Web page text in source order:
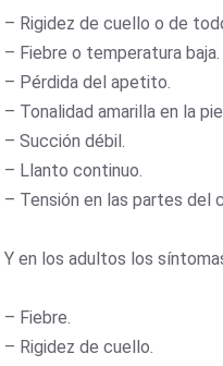
– Rigidez de cuello o de
– Fiebre o temperatura baja.
– Pérdida del apetito.
– Tonalidad amarilla en la
– Succión débil.
– Llanto continuo.
– Tensión en las partes del
Y en los adultos los
– Fiebre.
– Rigidez de cuello.